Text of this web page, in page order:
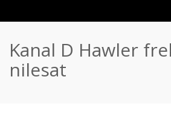
Kanal D Hawler
nilesat